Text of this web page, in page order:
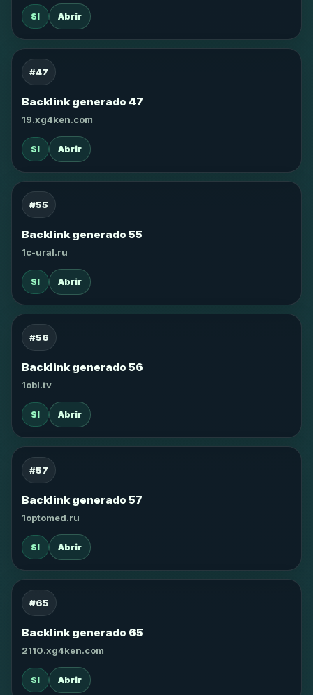
SI Abrir
#47
Backlink generado 47
19.xg4ken.com
SI Abrir
#55
Backlink generado 55
1c-ural.ru
SI Abrir
#56
Backlink generado 56
1obl.tv
SI Abrir
#57
Backlink generado 57
1optomed.ru
SI Abrir
#65
Backlink generado 65
2110.xg4ken.com
SI Abrir